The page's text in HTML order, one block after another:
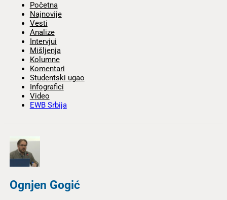
Početna
Najnovije
Vesti
Analize
Intervjui
Mišljenja
Kolumne
Komentari
Studentski ugao
Infografici
Video
EWB Srbija
Ognjen Gogić